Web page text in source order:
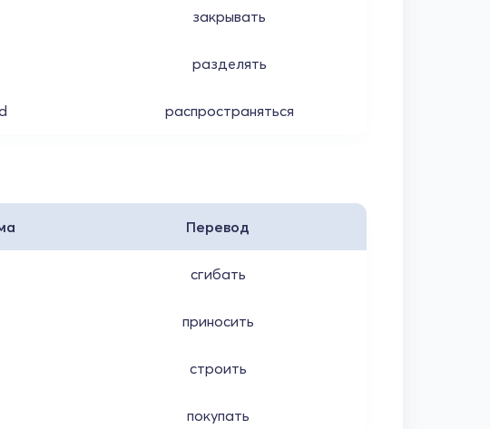
закрывать
разделять
распространяться
Перевод
сгибать
приносить
строить
покупать